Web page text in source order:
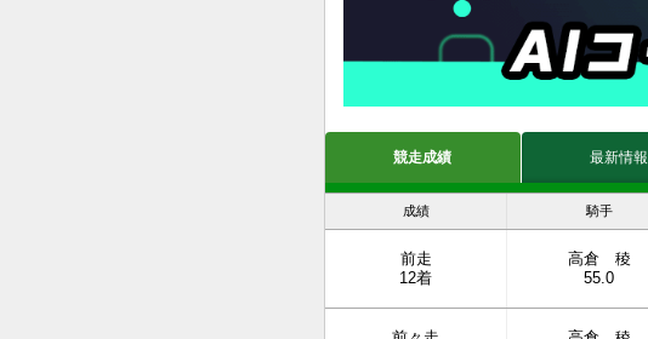
競走成績 最新情報
成績 騎手
前走
12着
高倉 稜
55.0